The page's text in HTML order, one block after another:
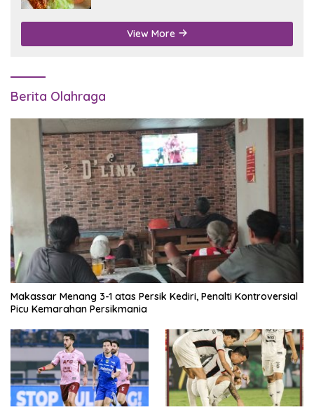
View More
Berita Olahraga
Makassar Menang 3-1 atas Persik Kediri, Penalti Kontroversial
Picu Kemarahan Persikmania